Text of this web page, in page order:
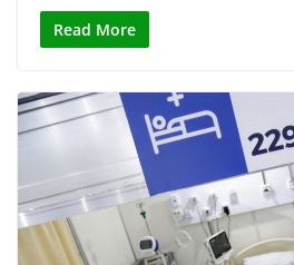
Read More